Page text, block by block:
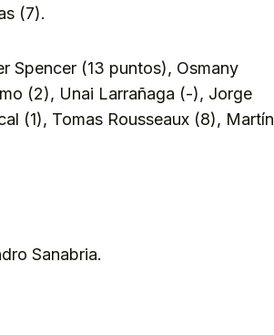
(7).
Spencer (13 puntos), Osmany
(2), Unai Larrañaga (-), Jorge
(1), Tomas Rousseaux (8), Martín
Sanabria.